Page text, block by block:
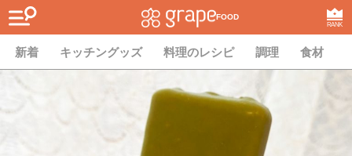
FOOD
RANK
新着 キッチングッズ 料理のレシピ 調理 食材